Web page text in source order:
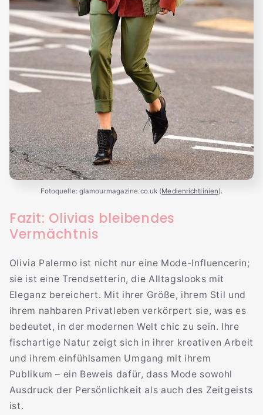
Fotoquelle: glamourmagazine.co.uk (Medienrichtlinien).
Fazit: Olivias bleibendes
Vermächtnis
Olivia Palermo ist nicht nur eine Mode-Influencerin;
sie ist eine Trendsetterin, die Alltagslooks mit
Eleganz bereichert. Mit ihrer Größe, ihrem Stil und
ihrem nahbaren Privatleben verkörpert sie, was es
bedeutet, in der modernen Welt chic zu sein. Ihre
fischartige Natur zeigt sich in ihrer kreativen Arbeit
und ihrem einfühlsamen Umgang mit ihrem
Publikum – ein Beweis dafür, dass Mode sowohl
Ausdruck der Persönlichkeit als auch des Zeitgeists
ist.